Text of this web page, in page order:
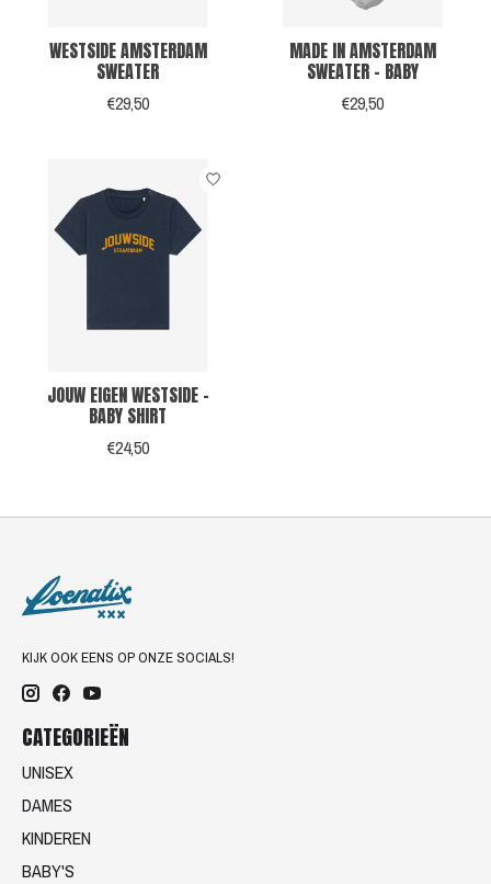
WESTSIDE AMSTERDAM
SWEATER
€29,50
MADE IN AMSTERDAM
SWEATER - BABY
€29,50
JOUW EIGEN WESTSIDE -
BABY SHIRT
€24,50
KIJK OOK EENS OP ONZE SOCIALS!
CATEGORIEËN
UNISEX
DAMES
KINDEREN
BABY'S